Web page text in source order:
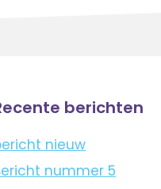
berichten
nieuw
nummer 5